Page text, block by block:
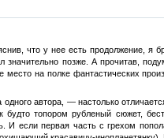
что у нее есть продолжение, я
позже. А прочитав,
на полке фантастических
автора, — настолько
топором рубленый сюжет,
И если первая часть с грехом